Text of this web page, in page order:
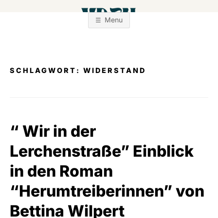
Menu
SCHLAGWORT: WIDERSTAND
“ Wir in der
Lerchenstraße” Einblick
in den Roman
“Herumtreiberinnen” von
Bettina Wilpert